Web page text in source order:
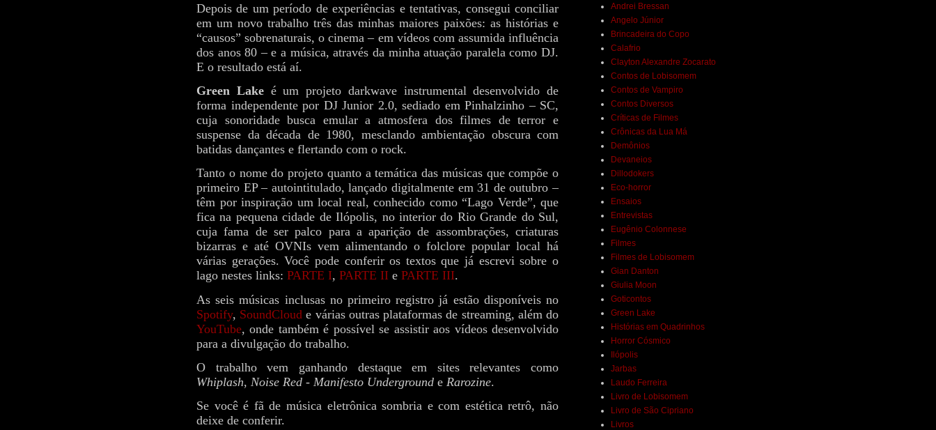
Depois de um período de experiências e tentativas, consegui conciliar
em um novo trabalho três das minhas maiores paixões: as histórias e
“causos” sobrenaturais, o cinema – em vídeos com assumida influência
dos anos 80 – e a música, através da minha atuação paralela como DJ.
E o resultado está aí.
Green Lakeé um projeto darkwave instrumental desenvolvido de
forma independente por DJ Junior 2.0, sediado em Pinhalzinho – SC,
cuja sonoridade busca emular a atmosfera dos filmes de terror e
suspense da década de 1980, mesclando ambientação obscura com
batidas dançantes e flertando com o rock.
Tanto o nome do projeto quanto a temática das músicas que compõe o
primeiro EP – autointitulado, lançado digitalmente em 31 de outubro –
têm por inspiração um local real, conhecido como “Lago Verde”, que
fica na pequena cidade de Ilópolis, no interior do Rio Grande do Sul,
cuja fama de ser palco para a aparição de assombrações, criaturas
bizarras e até OVNIs vem alimentando o folclore popular local há
várias gerações. Você pode conferir os textos que já escrevi sobre o
lago nestes links: PARTE I, PARTE II e PARTE III.
As seis músicas inclusas no primeiro registro já estão disponíveis no
Spotify, SoundCloud e várias outras plataformas de streaming, além do
YouTube, onde também é possível se assistir aos vídeos desenvolvido
para a divulgação do trabalho.
O trabalho vem ganhando destaque em sites relevantes como
Whiplash, Noise Red - Manifesto Underground e Rarozine.
Se você é fã de música eletrônica sombria e com estética retrô, não
deixe de conferir.
Andrei Bressan
Angelo Júnior
Brincadeira do Copo
Calafrio
Clayton Alexandre Zocarato
Contos de Lobisomem
Contos de Vampiro
Contos Diversos
Críticas de Filmes
Crônicas da Lua Má
Demônios
Devaneios
Dillodokers
Eco-horror
Ensaios
Entrevistas
Eugênio Colonnese
Filmes
Filmes de Lobisomem
Gian Danton
Giulia Moon
Goticontos
Green Lake
Histórias em Quadrinhos
Horror Cósmico
Ilópolis
Jarbas
Laudo Ferreira
Livro de Lobisomem
Livro de São Cipriano
Livros